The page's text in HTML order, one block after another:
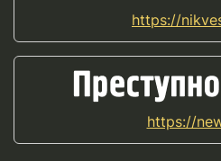
https://
https://